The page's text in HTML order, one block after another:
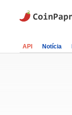
API Notícia